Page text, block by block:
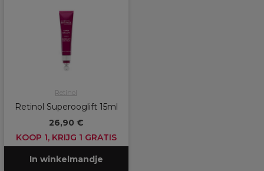
Retinol
Retinol Superooglift 15ml
26,90 €
KOOP 1, KRIJG 1 GRATIS
In winkelmandje